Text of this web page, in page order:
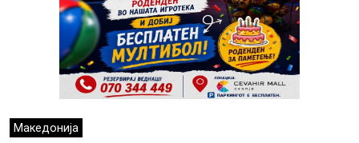
Македонија